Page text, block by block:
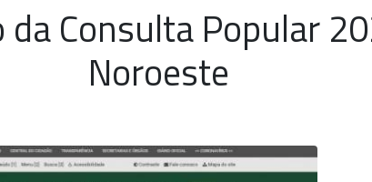
Consulta Popular
Noroeste